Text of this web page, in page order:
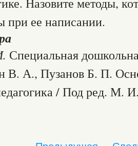
при ее написании.
Специальная
В. А., Пузанов Б. П.
/ Под ред.